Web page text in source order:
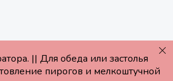
|| Для обеда или застолья
пирогов и мелкоштучной